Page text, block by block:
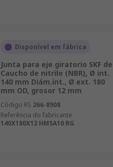
Disponível em fábrica
Junta para eje giratorio SKF de
Caucho de nitrilo (NBR), Ø int.
140 mm Diám.int., Ø ext. 180
mm OD, grosor 12 mm
Código RS 266-8908
Referência do fabricante
140X180X12 HMSA10 RG